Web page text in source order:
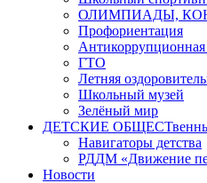
ОЛИМПИАДЫ,
Профориентация
ГТО
Летняя
Школьный музей
Зелёный мир
ДЕТСКИЕ
Навигаторы детства
РДДМ «Движение
Новости